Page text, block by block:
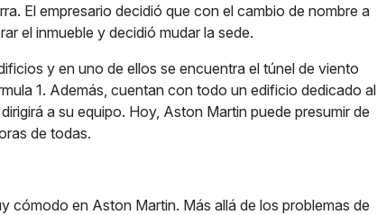
El empresario decidió que con el cambio de nombre a
el inmueble y decidió mudar la sede.
y en uno de ellos se encuentra el túnel de viento
1. Además, cuentan con todo un edificio dedicado al
a su equipo. Hoy, Aston Martin puede presumir de
de todas.
cómodo en Aston Martin. Más allá de los problemas de